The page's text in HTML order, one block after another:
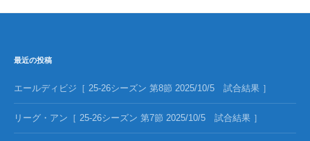
最近の投稿
エールディビジ［ 25-26シーズン 第8節 2025/10/5 試合結果 ］
リーグ・アン［ 25-26シーズン 第7節 2025/10/5 試合結果 ］